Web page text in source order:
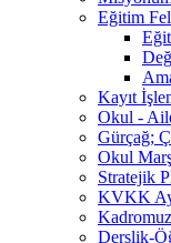
Eğitim
Kayıt
Okul -
Gürçağ;
Okul
Stratejik
KVKK
Kadromuz
Derslik-